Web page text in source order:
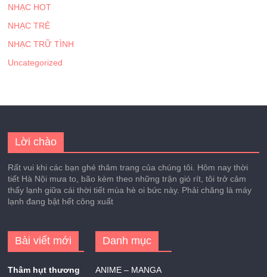
NHẠC HOT
NHẠC TRẺ
NHẠC TRỮ TÌNH
Uncategorized
Lời chào
Rất vui khi các bạn ghé thăm trang của chúng tôi. Hôm nay thời
tiết Hà Nội mưa to, bão kèm theo những trận gió rít, tôi trở cảm
thấy lạnh giữa cái thời tiết mùa hè oi bức này. Phải chăng là máy
lạnh đang bật hết công xuất
Bài viết mới
Thâm hụt thương
Danh mục
ANIME – MANGA